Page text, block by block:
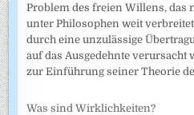
Problem des freien Willens, das
unter Philosophen weit
durch eine unzulässige
auf das Ausgedehnte verursacht
zur Einführung seiner Theorie
Was sind Wirklichkeiten?